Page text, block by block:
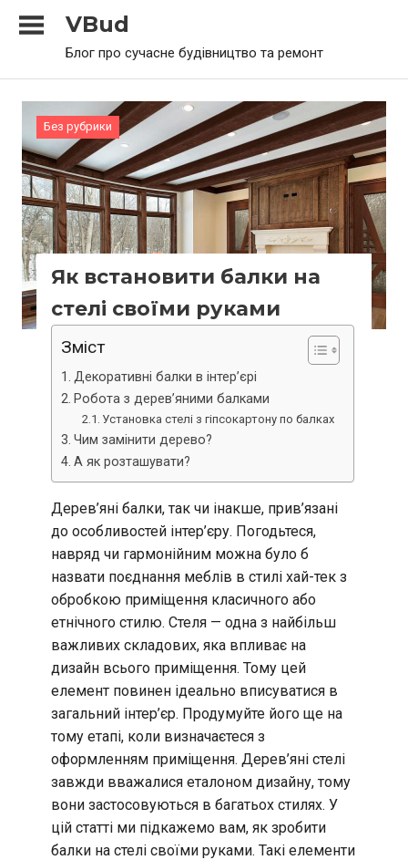
VBud
Блог про сучасне будівництво та ремонт
Без рубрики
Як встановити балки на
стелі своїми руками
Зміст
Декоративні балки в інтер’єрі
Робота з дерев’яними балками
Установка стелі з гіпсокартону по балках
Чим замінити дерево?
А як розташувати?
Дерев’яні балки, так чи інакше, прив’язані
до особливостей інтер’єру. Погодьтеся,
навряд чи гармонійним можна було б
назвати поєднання меблів в стилі хай-тек з
обробкою приміщення класичного або
етнічного стилю. Стеля — одна з найбільш
важливих складових, яка впливає на
дизайн всього приміщення. Тому цей
елемент повинен ідеально вписуватися в
загальний інтер’єр. Продумуйте його ще на
тому етапі, коли визначаєтеся з
оформленням приміщення. Дерев’яні стелі
завжди вважалися еталоном дизайну, тому
вони застосовуються в багатьох стилях. У
цій статті ми підкажемо вам, як зробити
балки на стелі своїми руками. Такі елементи